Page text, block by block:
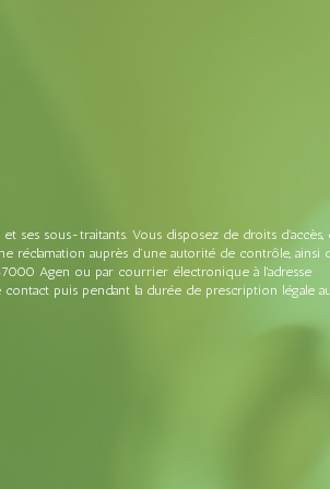
ses sous-traitants. Vous disposez de droits d’accès,
auprès d’une autorité de contrôle, ainsi
Agen ou par courrier électronique à l'adresse
puis pendant la durée de prescription légale